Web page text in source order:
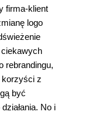
firma-klient
logo
rebrandingu,
korzyści z
być
No i